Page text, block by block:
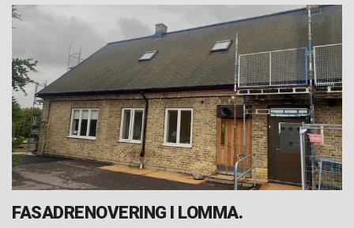
FASADRENOVERING I LOMMA.